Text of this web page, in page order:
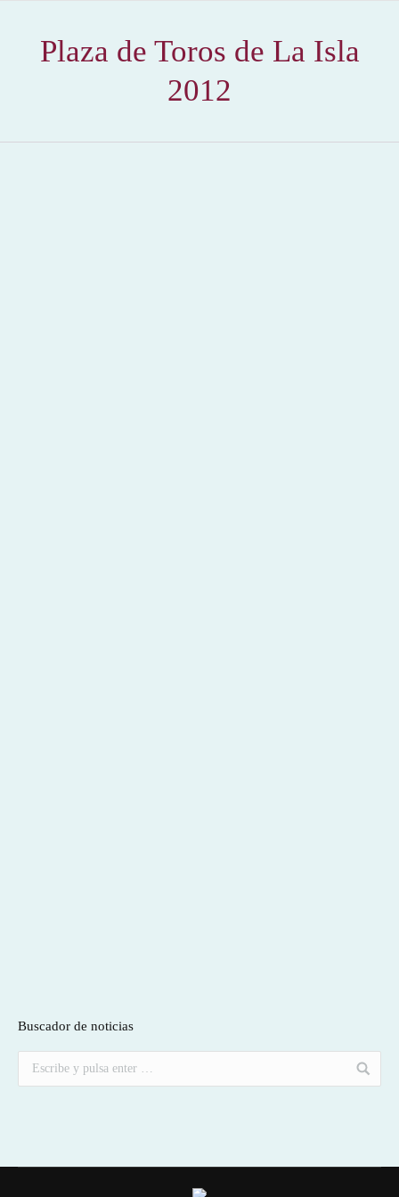
Plaza de Toros de La Isla
2012
Buscador de noticias